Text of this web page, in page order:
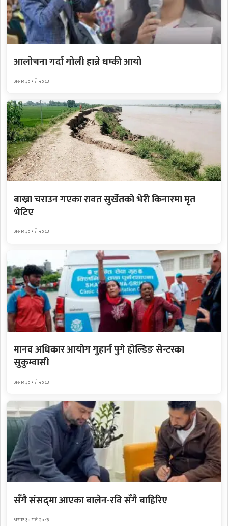
आलोचना गर्दा गोली हान्ने धम्की आयो
असार ३० गते २०८३
बाख्रा चराउन गएका रावत सुर्खेतको भेरी किनारमा मृत
भेटिए
असार ३० गते २०८३
मानव अधिकार आयोग गुहार्न पुगे होल्डिङ सेन्टरका
सुकुम्वासी
असार ३० गते २०८३
सँगै संसद्‌मा आएका बालेन-रवि सँगै बाहिरिए
असार ३० गते २०८३